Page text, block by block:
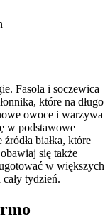
Fasola i soczewica
które na długo
owoce i warzywa
w podstawowe
białka, które
się także
w większych
tydzień.